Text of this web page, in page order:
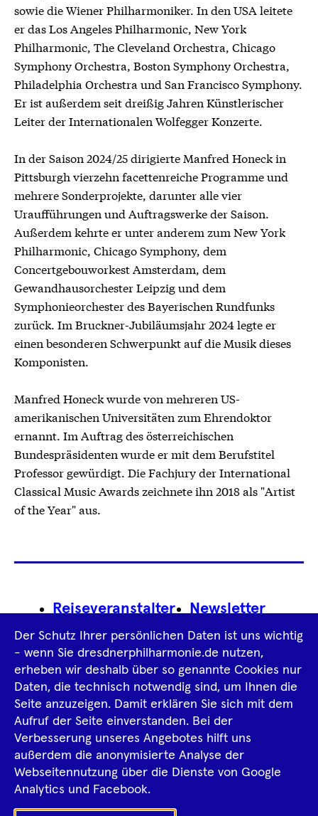
sowie die Wiener Philharmoniker. In den USA leitete
er das Los Angeles Philharmonic, New York
Philharmonic, The Cleveland Orchestra, Chicago
Symphony Orchestra, Boston Symphony Orchestra,
Philadelphia Orchestra und San Francisco Symphony.
Er ist außerdem seit dreißig Jahren Künstlerischer
Leiter der Internationalen Wolfegger Konzerte.
In der Saison 2024/25 dirigierte Manfred Honeck in
Pittsburgh vierzehn facettenreiche Programme und
mehrere Sonderprojekte, darunter alle vier
Uraufführungen und Auftragswerke der Saison.
Außerdem kehrte er unter anderem zum New York
Philharmonic, Chicago Symphony, dem
Concertgebouworkest Amsterdam, dem
Gewandhausorchester Leipzig und dem
Symphonieorchester des Bayerischen Rundfunks
zurück. Im Bruckner-Jubiläumsjahr 2024 legte er
einen besonderen Schwerpunkt auf die Musik dieses
Komponisten.
Manfred Honeck wurde von mehreren US-
amerikanischen Universitäten zum Ehrendoktor
ernannt. Im Auftrag des österreichischen
Bundespräsidenten wurde er mit dem Berufstitel
Professor gewürdigt. Die Fachjury der International
Classical Music Awards zeichnete ihn 2018 als "Artist
of the Year" aus.
Footer
Reiseveranstalter Newsletter
Impressum
Datenschutz­information AGB
Intern
TiktokFacebook
Instagram
SpotifyYouTube
Der Schutz Ihrer persönlichen Daten ist uns wichtig
- wenn Sie dresdnerphilharmonie.de nutzen,
erheben wir deshalb über so genannte Cookies nur
Daten, die technisch notwendig sind, um Ihnen die
Seite anzuzeigen. Damit erklären Sie sich mit dem
Aufruf der Seite einverstanden. Bei der
Verbesserung unseres Angebotes hilft uns
außerdem die anonymisierte Analyse der
Webseitennutzung über die Dienste von Google
Analytics und Facebook.